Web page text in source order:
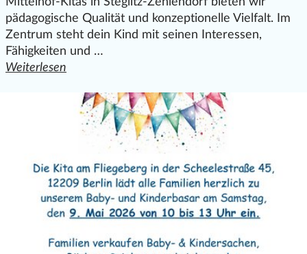
pädagogische Qualität und konzeptionelle Vielfalt. Im
Zentrum steht dein Kind mit seinen Interessen,
Fähigkeiten und …
Weiterlesen
den ganzen Artikel "Der Sommer naht –und du suchst